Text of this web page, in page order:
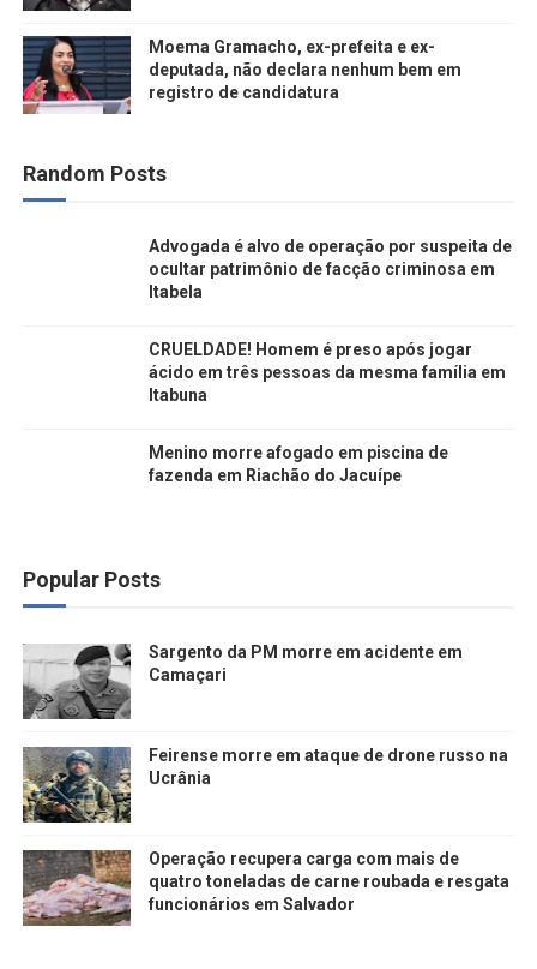
Moema Gramacho, ex-prefeita e ex-
deputada, não declara nenhum bem em
registro de candidatura
Random Posts
Advogada é alvo de operação por suspeita de
ocultar patrimônio de facção criminosa em
Itabela
CRUELDADE! Homem é preso após jogar
ácido em três pessoas da mesma família em
Itabuna
Menino morre afogado em piscina de
fazenda em Riachão do Jacuípe
Popular Posts
Sargento da PM morre em acidente em
Camaçari
Feirense morre em ataque de drone russo na
Ucrânia
Operação recupera carga com mais de
quatro toneladas de carne roubada e resgata
funcionários em Salvador